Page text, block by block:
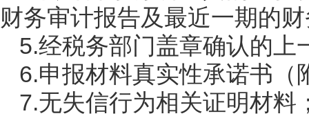
财务审计报告及最近一期的
5.经税务部门盖章确认的上
6.申报材料真实性承诺书（
7.无失信行为相关证明材料